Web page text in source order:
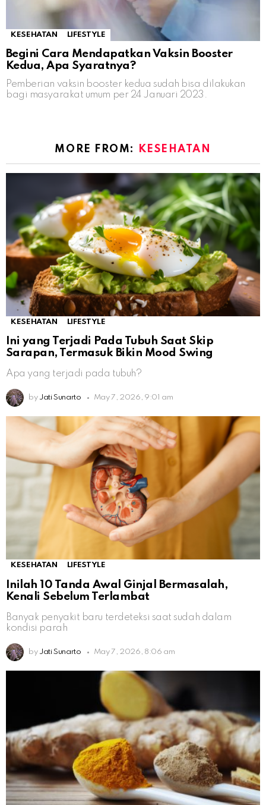
KESEHATAN LIFESTYLE
Begini Cara Mendapatkan Vaksin Booster
Kedua, Apa Syaratnya?
Pemberian vaksin booster kedua sudah bisa dilakukan
bagi masyarakat umum per 24 Januari 2023.
MORE FROM: KESEHATAN
KESEHATAN LIFESTYLE
Ini yang Terjadi Pada Tubuh Saat Skip
Sarapan, Termasuk Bikin Mood Swing
Apa yang terjadi pada tubuh?
by Jati Sunarto May 7, 2026, 9:01 am
KESEHATAN LIFESTYLE
Inilah 10 Tanda Awal Ginjal Bermasalah,
Kenali Sebelum Terlambat
Banyak penyakit baru terdeteksi saat sudah dalam
kondisi parah
by Jati Sunarto May 7, 2026, 8:06 am